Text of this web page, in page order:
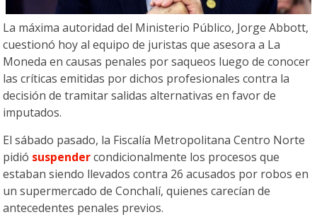
La máxima autoridad del Ministerio Público, Jorge Abbott,
cuestionó hoy al equipo de juristas que asesora a La
Moneda en causas penales por saqueos luego de conocer
las críticas emitidas por dichos profesionales contra la
decisión de tramitar salidas alternativas en favor de
imputados.
El sábado pasado, la Fiscalía Metropolitana Centro Norte
pidió suspendercondicionalmente los procesos que
estaban siendo llevados contra 26 acusados por robos en
un supermercado de Conchalí, quienes carecían de
antecedentes penales previos.